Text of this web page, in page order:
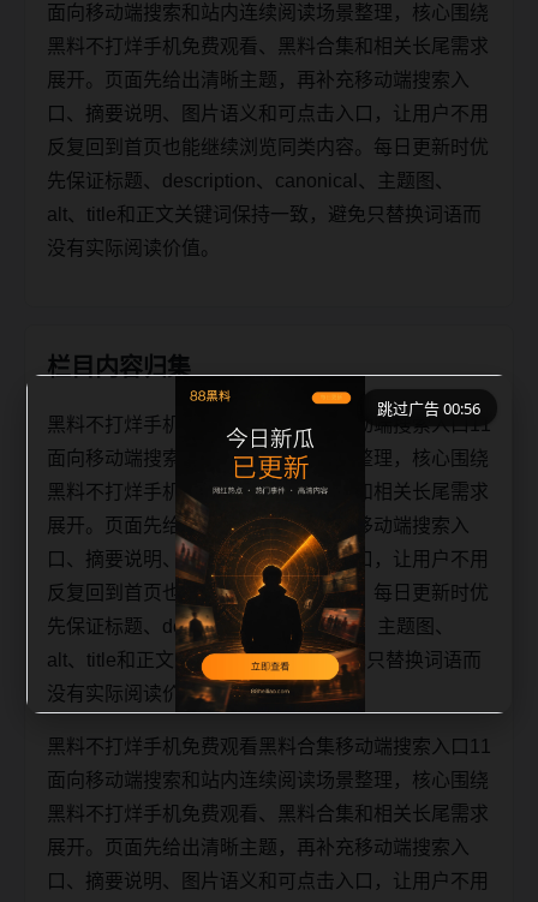
面向移动端搜索和站内连续阅读场景整理，核心围绕
黑料不打烊手机免费观看、黑料合集和相关长尾需求
展开。页面先给出清晰主题，再补充移动端搜索入
口、摘要说明、图片语义和可点击入口，让用户不用
反复回到首页也能继续浏览同类内容。每日更新时优
先保证标题、description、canonical、主题图、
alt、title和正文关键词保持一致，避免只替换词语而
没有实际阅读价值。
栏目内容归集
黑料不打烊手机免费观看黑料合集移动端搜索入口11
面向移动端搜索和站内连续阅读场景整理，核心围绕
黑料不打烊手机免费观看、黑料合集和相关长尾需求
展开。页面先给出清晰主题，再补充移动端搜索入
口、摘要说明、图片语义和可点击入口，让用户不用
反复回到首页也能继续浏览同类内容。每日更新时优
先保证标题、description、canonical、主题图、
alt、title和正文关键词保持一致，避免只替换词语而
没有实际阅读价值。
黑料不打烊手机免费观看黑料合集移动端搜索入口11
面向移动端搜索和站内连续阅读场景整理，核心围绕
黑料不打烊手机免费观看、黑料合集和相关长尾需求
展开。页面先给出清晰主题，再补充移动端搜索入
口、摘要说明、图片语义和可点击入口，让用户不用
跳过广告 00:56